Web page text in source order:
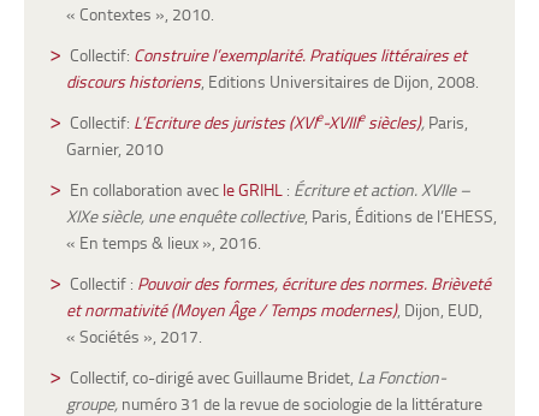
« Contextes », 2010.
Collectif: Construire l’exemplarité. Pratiques littéraires et
discours historiens, Editions Universitaires de Dijon, 2008.
Collectif: L’Ecriture des juristes (XVIe-XVIIIesiècles), Paris,
Garnier, 2010
En collaboration avec le GRIHL : Écriture et action. XVIIe –
XIXe siècle, une enquête collective, Paris, Éditions de l’EHESS,
« En temps & lieux », 2016.
Collectif : Pouvoir des formes, écriture des normes. Brièveté
et normativité (Moyen Âge / Temps modernes), Dijon, EUD,
« Sociétés », 2017.
Collectif, co-dirigé avec Guillaume Bridet, La Fonction-
groupe, numéro 31 de la revue de sociologie de la littérature